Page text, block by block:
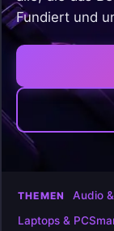
Fundiert und
THEMEN Audio
Laptops & PC